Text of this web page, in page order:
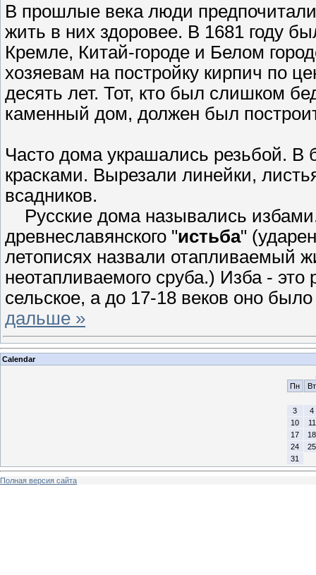
В прошлые века люди
жить в них здоровее. В 1681 году
Кремле, Китай-городе и Белом
хозяевам на постройку кирпич по
десять лет. Тот, кто был слишком
каменный дом, должен был
Часто дома украшались резьбой. В
красками. Вырезали линейки,
всадников.
Русские дома назывались
древнеславянского "истьба"
летописях назвали отапливаемый
неотапливаемого сруба.) Изба -
сельское, а до 17-18 веков оно
дальше »
Calendar
Пн
Вт
3
4
10
11
17
18
24
25
31
Полная версия сайта